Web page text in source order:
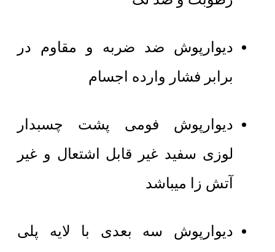
دیوارپوش ضد ضربه و مقاوم در
برابر فشار وارده اجسام
دیوارپوش فومی پشت چسبدار
لوزی سفید غیر قابل اشتعال و غیر
آتش زا میباشد
دیوارپوش سه بعدی با لایه پلی